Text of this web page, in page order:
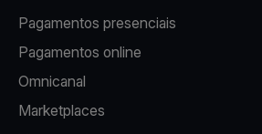
Pagamentos presenciais
Pagamentos online
Omnicanal
Marketplaces